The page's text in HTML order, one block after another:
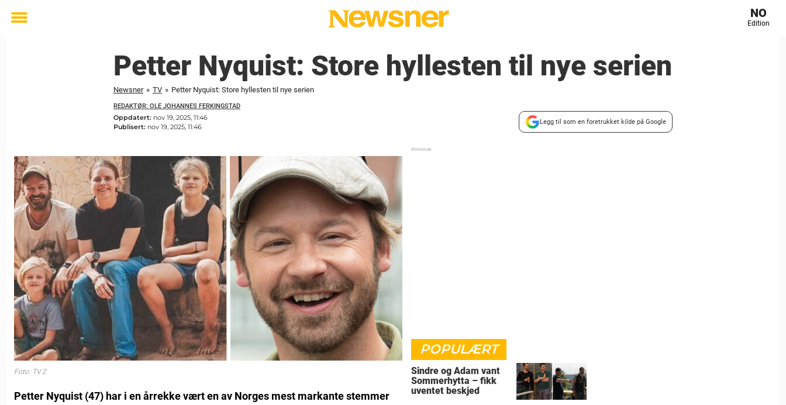
Toggle
NO
Edition
Petter Nyquist: Store hyllesten til nye serien
Newsner » TV » Petter Nyquist: Store hyllesten til nye serien
REDAKTØR: OLE JOHANNES FERKINGSTAD
Oppdatert: nov 19, 2025, 11:46
Publisert: nov 19, 2025, 11:46
Legg til som en foretrukket kilde på Google
Foto: TV 2
Petter Nyquist (47) har i en årrekke vært en av Norges mest markante stemmer
POPULÆRT
Sindre og Adam vant
Sommerhytta – fikk
uventet beskjed